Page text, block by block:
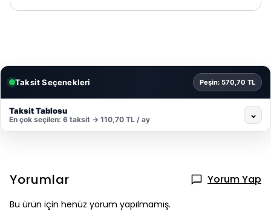
Taksit Seçenekleri Peşin: 570,70 TL
Taksit Tablosu
En çok seçilen: 6 taksit → 110,70 TL / ay ⌄
Yorumlar Yorum Yap
Bu ürün için henüz yorum yapılmamış.